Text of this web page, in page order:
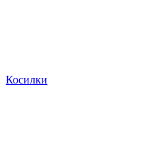
Косилки